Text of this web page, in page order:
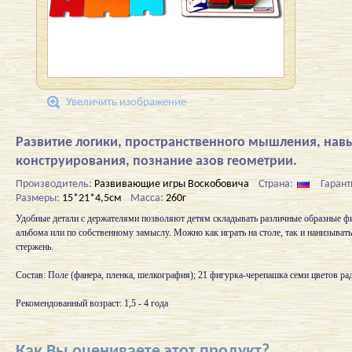
Увеличить изображение
Развитие логики, пространственного мышления,
конструирования, познание азов геометрии.
Производитель:Развивающие игры Воскобовича Страна:
Размеры: 15*21*4,5см Масса:260г
Удобные детали с держателями позволяют детям складывать различные образные
альбома или по собственному замыслу. Можно как играть на столе, так и
стержень.
Состав: Поле (фанера, пленка, шелкография); 21 фигурка-черепашка семи цветов
Рекомендованный возраст: 1,5 - 4 года